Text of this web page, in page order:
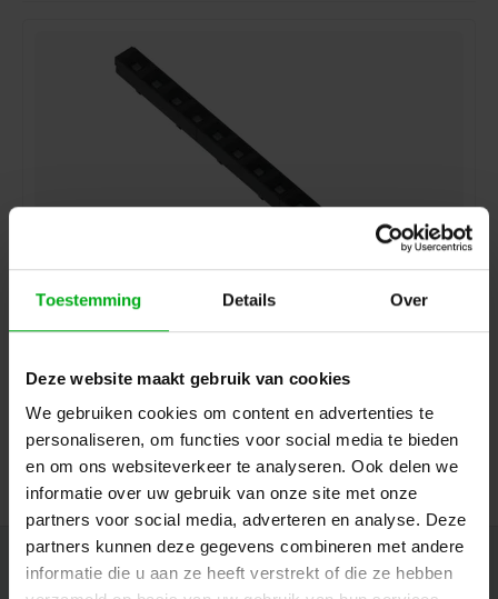
Toestemming Details Over
Deze website maakt gebruik van cookies
We gebruiken cookies om content en advertenties te
personaliseren, om functies voor social media te bieden
en om ons websiteverkeer te analyseren. Ook delen we
informatie over uw gebruik van onze site met onze
partners voor social media, adverteren en analyse. Deze
partners kunnen deze gegevens combineren met andere
informatie die u aan ze heeft verstrekt of die ze hebben
Login for prices
Newsletter